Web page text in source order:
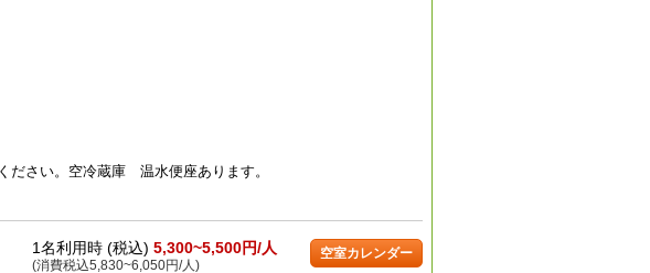
ださい。空冷蔵庫 温水便座あります。
1名利用時 (税込) 5,300~5,500円/人
(消費税込5,830~6,050円/人)
空室カレンダー